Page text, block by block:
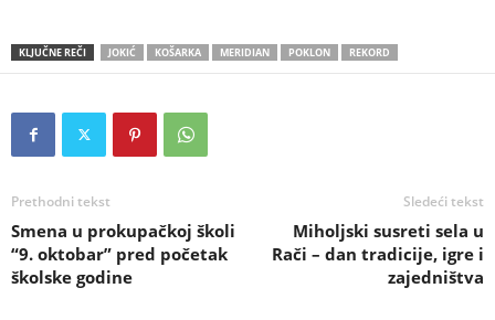
KLJUČNE REČI JOKIĆ KOŠARKA MERIDIAN POKLON REKORD
Prethodni tekst
Smena u prokupačkoj školi
“9. oktobar” pred početak
školske godine
Sledeći tekst
Miholjski susreti sela u
Rači – dan tradicije, igre i
zajedništva